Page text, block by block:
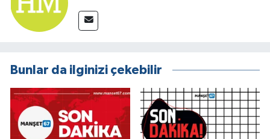
Bunlar da ilginizi çekebilir